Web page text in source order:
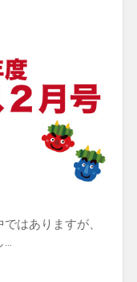
はありますが、
…